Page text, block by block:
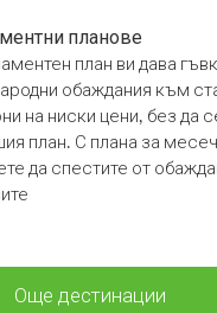
планове
план ви дава
обаждания към
на ниски цени, без да
план. С плана за
да спестите от
Още дестинации